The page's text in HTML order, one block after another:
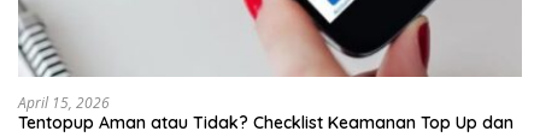
April 15, 2026
Tentopup Aman atau Tidak? Checklist Keamanan Top Up dan